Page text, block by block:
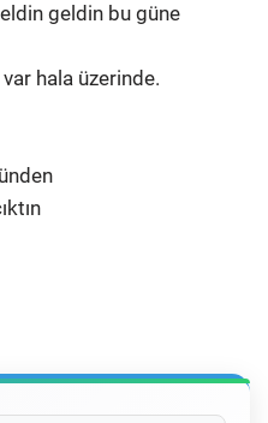
geldin bu güne
var hala üzerinde.